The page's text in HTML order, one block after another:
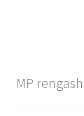
MP